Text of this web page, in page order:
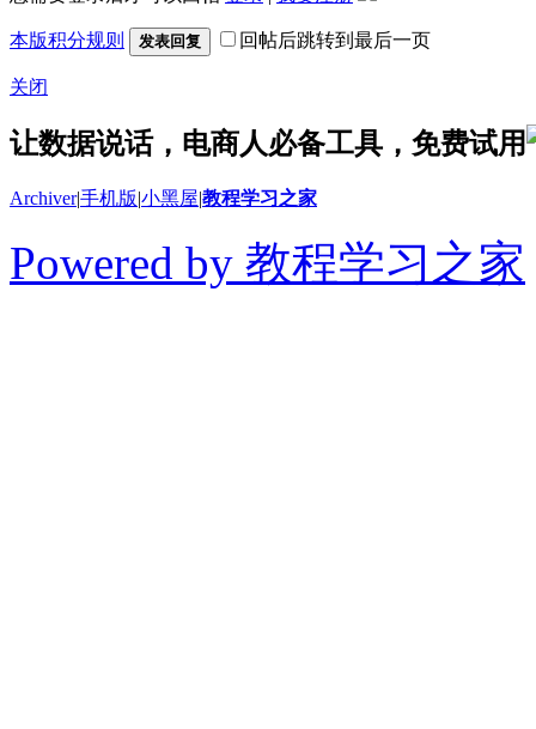
本版积分规则 发表回复 回帖后跳转到最后一页
关闭
让数据说话，电商人必备工具，免费试用
Archiver|手机版|小黑屋|教程学习之家
Powered by 教程学习之家